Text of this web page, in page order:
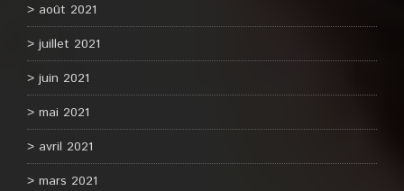
août 2021
juillet 2021
juin 2021
mai 2021
avril 2021
mars 2021